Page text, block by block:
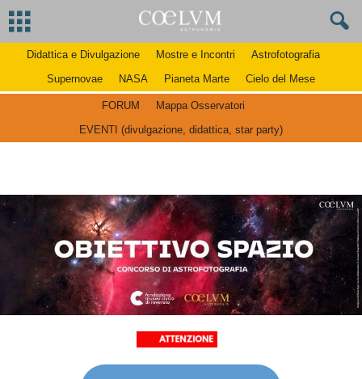
Didattica e Divulgazione Mostre e Incontri
Astrofotografia
Supernovae
NASA Pianeta Marte Cielo del Mese
FORUM
Mappa Osservatori
EVENTI (divulgazione, didattica, star party)